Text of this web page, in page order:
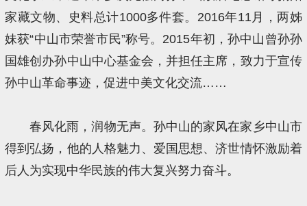
家藏文物、史料总计1000多件套。2016年11月，两姊
妹获“中山市荣誉市民”称号。2015年初，孙中山曾孙孙
国雄创办孙中山中心基金会，并担任主席，致力于宣传
孙中山革命事迹，促进中美文化交流……
春风化雨，润物无声。孙中山的家风在家乡中山市
得到弘扬，他的人格魅力、爱国思想、济世情怀激励着
后人为实现中华民族的伟大复兴努力奋斗。